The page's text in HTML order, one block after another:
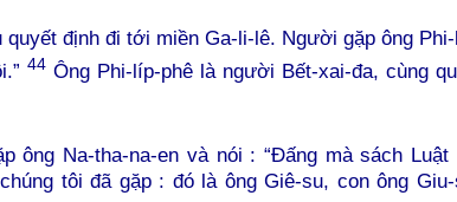
định đi tới miền Ga-li-lê. Người gặp ông
44 Ông Phi-líp-phê là người Bết-xai-đa, cùng
ông Na-tha-na-en và nói : “Đấng mà sách Luật
tôi đã gặp : đó là ông Giê-su, con ông